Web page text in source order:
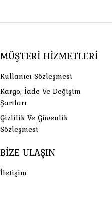
MÜŞTERI HIZMETLERI
Kullanıcı Sözleşmesi
Kargo, İade Ve Değişim
Şartları
Gizlilik Ve Güvenlik
Sözleşmesi
BIZE ULAŞIN
İletişim